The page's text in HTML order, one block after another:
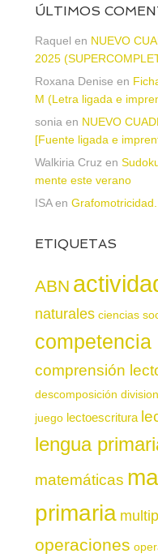
ÚLTIMOS
Raquel en NUEVO
2025
Roxana Denise en
M (Letra ligada e
sonia en NUEVO
[Fuente ligada e
Walkiria Cruz en
mente este verano
ISAen
ETIQUETAS
ABN
naturales ciencias
comprensión
descomposición
juego lectoescritura
lengua
matemáticas
primaria
operaciones